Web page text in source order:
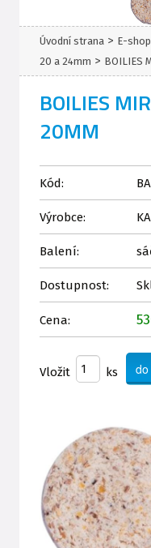
Úvodní strana > E-shop
20 a 24mm > BOILIES
BOILIES
20MM
Kód:
Výrobce:
Balení:
Dostupnost:
Cena:
Vložit ks